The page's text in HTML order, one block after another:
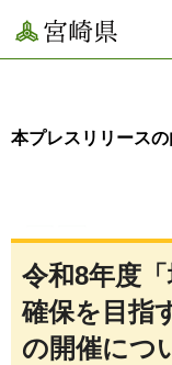
宮崎県
本プレスリリース
令和8年度
確保を目指
の開催につ